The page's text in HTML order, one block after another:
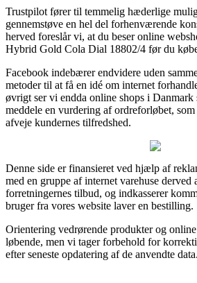
Trustpilot fører til temmelig hæderlige
gennemstøve en hel del forhenværende
herved foreslår vi, at du beser online
Hybrid Gold Cola Dial 18802/4 før du
Facebook indebærer endvidere uden
metoder til at få en idé om internet
øvrigt ser vi endda online shops i
meddele en vurdering af ordreforløbet,
afveje kundernes tilfredshed.
Denne side er finansieret ved hjælp af
med en gruppe af internet varehuse derved
forretningernes tilbud, og indkasserer
bruger fra vores website laver en bestilling.
Orientering vedrørende produkter og
løbende, men vi tager forbehold for
efter seneste opdatering af de anvendte data.